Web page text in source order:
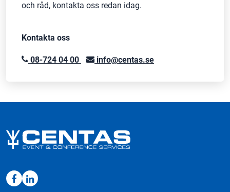
och råd, kontakta oss redan idag.
Kontakta oss
08-724 04 00 info@centas.se